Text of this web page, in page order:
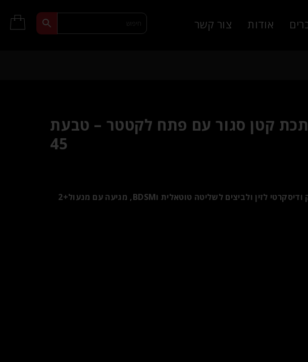
אודות צור קשר
קטן סגור עם פתח לקטטר – טבעת
45
מנעול נירוסטה חזק ודיסקרטי לזין ולביצים לשליטה טוטאלית וBDSM, מגיעה עם מנעול+2